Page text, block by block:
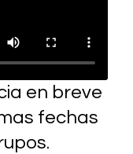
en breve
fechas